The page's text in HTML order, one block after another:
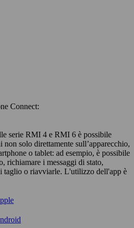
Connect:
serie RMI 4 e RMI 6 è possibile
solo direttamente sull’apparecchio,
o tablet: ad esempio, è possibile
richiamare i messaggi di stato,
taglio o riavviarle. L'utilizzo dell'app è